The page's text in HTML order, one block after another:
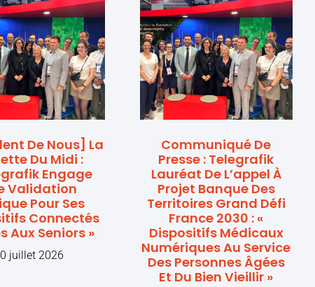
De Nous] La
Du Midi :
Engage
Validation
Pour Ses
Connectés
Aux Seniors »
juillet 2026
Communiqué De
Presse : Telegrafik
Lauréat De L’appel À
Projet Banque Des
Territoires Grand Défi
France 2030 : «
Dispositifs Médicaux
Numériques Au Service
Des Personnes Âgées
Et Du Bien Vieillir »